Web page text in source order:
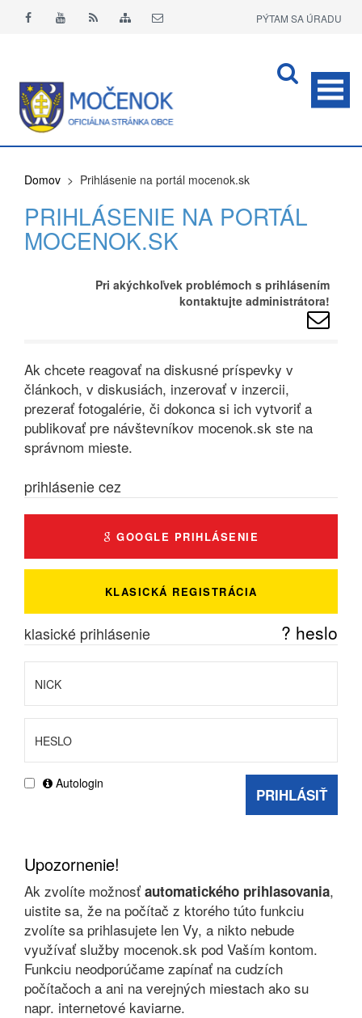
PÝTAM SA ÚRADU
Domov > Prihlásenie na portál mocenok.sk
PRIHLÁSENIE NA PORTÁL
MOCENOK.SK
Pri akýchkoľvek problémoch s prihlásením
kontaktujte administrátora!
Ak chcete reagovať na diskusné príspevky v
článkoch, v diskusiách, inzerovať v inzercii,
prezerať fotogalérie, či dokonca si ich vytvoriť a
publikovať pre návštevníkov mocenok.sk ste na
správnom mieste.
prihlásenie cez
GOOGLE PRIHLÁSENIE
KLASICKÁ REGISTRÁCIA
klasické prihlásenie ? heslo
Autologin
PRIHLÁSIŤ
Upozornenie!
Ak zvolíte možnosťautomatického prihlasovania,
uistite sa, že na počítač z ktorého túto funkciu
zvolíte sa prihlasujete len Vy, a nikto nebude
využívať služby mocenok.sk pod Vaším kontom.
Funkciu neodporúčame zapínať na cudzích
počítačoch a ani na verejných miestach ako su
napr. internetové kaviarne.